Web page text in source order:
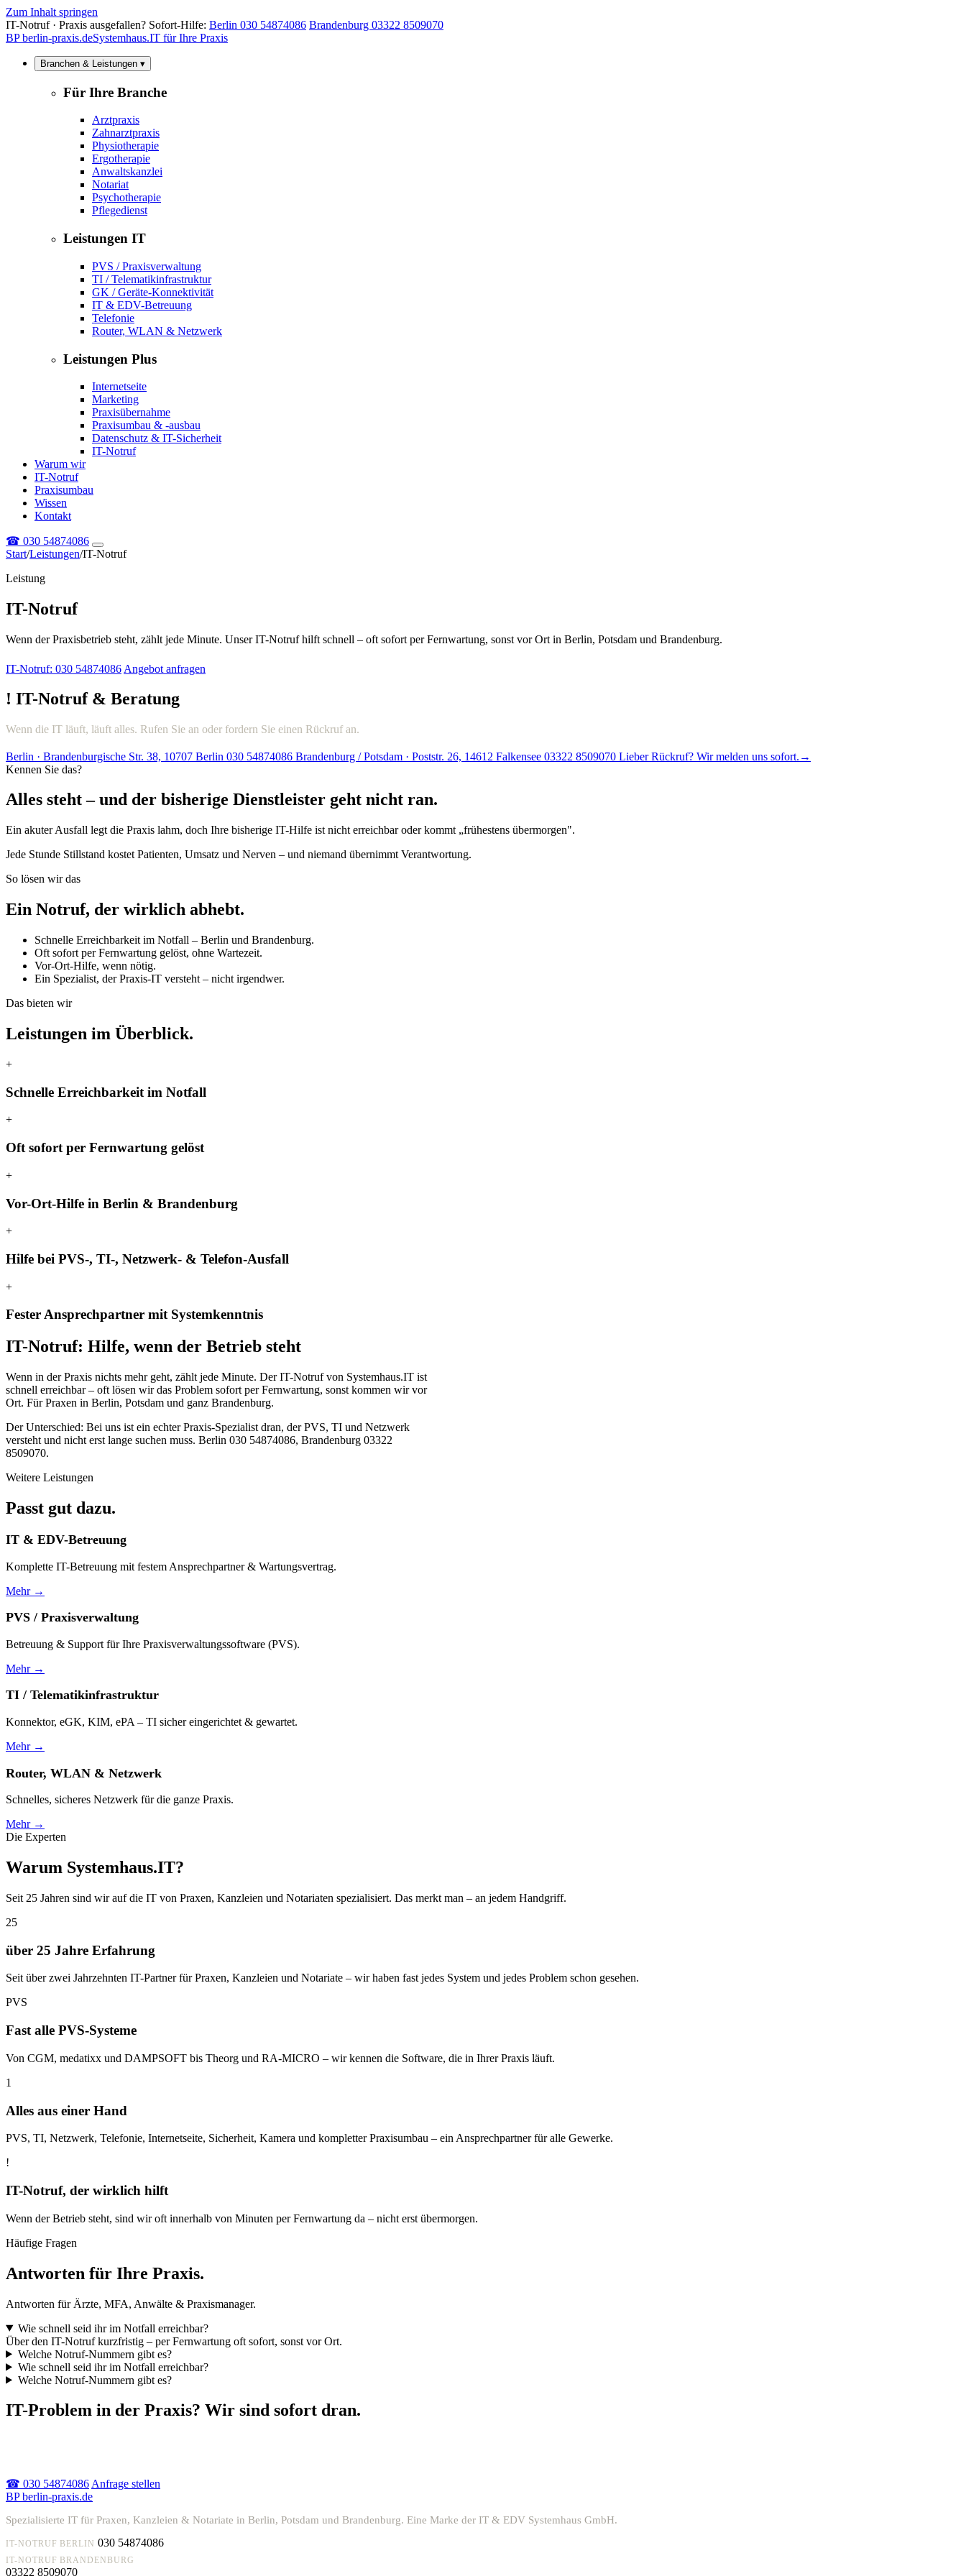
Zum Inhalt springen
IT-Notruf · Praxis ausgefallen? Sofort-Hilfe: Berlin 030 54874086 Brandenburg 03322 8509070
BP berlin-praxis.deSystemhaus.IT für Ihre Praxis
Branchen & Leistungen ▾
Für Ihre Branche
Arztpraxis
Zahnarztpraxis
Physiotherapie
Ergotherapie
Anwaltskanzlei
Notariat
Psychotherapie
Pflegedienst
Leistungen IT
PVS / Praxisverwaltung
TI / Telematikinfrastruktur
GK / Geräte-Konnektivität
IT & EDV-Betreuung
Telefonie
Router, WLAN & Netzwerk
Leistungen Plus
Internetseite
Marketing
Praxisübernahme
Praxisumbau & -ausbau
Datenschutz & IT-Sicherheit
IT-Notruf
Warum wir
IT-Notruf
Praxisumbau
Wissen
Kontakt
☎ 030 54874086
Start/Leistungen/IT-Notruf
Leistung
IT-Notruf
Wenn der Praxisbetrieb steht, zählt jede Minute. Unser IT-Notruf hilft schnell – oft sofort per Fernwartung, sonst vor Ort in Berlin, Potsdam und Brandenburg.
IT-Notruf: 030 54874086 Angebot anfragen
! IT-Notruf & Beratung
Wenn die IT läuft, läuft alles. Rufen Sie an oder fordern Sie einen Rückruf an.
Berlin · Brandenburgische Str. 38, 10707 Berlin 030 54874086 Brandenburg / Potsdam · Poststr. 26, 14612 Falkensee 03322 8509070 Lieber Rückruf? Wir melden uns sofort. →
Kennen Sie das?
Alles steht – und der bisherige Dienstleister geht nicht ran.
Ein akuter Ausfall legt die Praxis lahm, doch Ihre bisherige IT-Hilfe ist nicht erreichbar oder kommt „frühestens übermorgen".
Jede Stunde Stillstand kostet Patienten, Umsatz und Nerven – und niemand übernimmt Verantwortung.
So lösen wir das
Ein Notruf, der wirklich abhebt.
Schnelle Erreichbarkeit im Notfall – Berlin und Brandenburg.
Oft sofort per Fernwartung gelöst, ohne Wartezeit.
Vor-Ort-Hilfe, wenn nötig.
Ein Spezialist, der Praxis-IT versteht – nicht irgendwer.
Das bieten wir
Leistungen im Überblick.
+
Schnelle Erreichbarkeit im Notfall
+
Oft sofort per Fernwartung gelöst
+
Vor-Ort-Hilfe in Berlin & Brandenburg
+
Hilfe bei PVS-, TI-, Netzwerk- & Telefon-Ausfall
+
Fester Ansprechpartner mit Systemkenntnis
IT-Notruf: Hilfe, wenn der Betrieb steht
Wenn in der Praxis nichts mehr geht, zählt jede Minute. Der IT-Notruf von Systemhaus.IT ist
schnell erreichbar – oft lösen wir das Problem sofort per Fernwartung, sonst kommen wir vor
Ort. Für Praxen in Berlin, Potsdam und ganz Brandenburg.
Der Unterschied: Bei uns ist ein echter Praxis-Spezialist dran, der PVS, TI und Netzwerk
versteht und nicht erst lange suchen muss. Berlin 030 54874086, Brandenburg 03322
8509070.
Weitere Leistungen
Passt gut dazu.
IT & EDV-Betreuung
Komplette IT-Betreuung mit festem Ansprechpartner & Wartungsvertrag.
Mehr →
PVS / Praxisverwaltung
Betreuung & Support für Ihre Praxisverwaltungssoftware (PVS).
Mehr →
TI / Telematikinfrastruktur
Konnektor, eGK, KIM, ePA – TI sicher eingerichtet & gewartet.
Mehr →
Router, WLAN & Netzwerk
Schnelles, sicheres Netzwerk für die ganze Praxis.
Mehr →
Die Experten
Warum Systemhaus.IT?
Seit 25 Jahren sind wir auf die IT von Praxen, Kanzleien und Notariaten spezialisiert. Das merkt man – an jedem Handgriff.
25
über 25 Jahre Erfahrung
Seit über zwei Jahrzehnten IT-Partner für Praxen, Kanzleien und Notariate – wir haben fast jedes System und jedes Problem schon gesehen.
PVS
Fast alle PVS-Systeme
Von CGM, medatixx und DAMPSOFT bis Theorg und RA-MICRO – wir kennen die Software, die in Ihrer Praxis läuft.
1
Alles aus einer Hand
PVS, TI, Netzwerk, Telefonie, Internetseite, Sicherheit, Kamera und kompletter Praxisumbau – ein Ansprechpartner für alle Gewerke.
!
IT-Notruf, der wirklich hilft
Wenn der Betrieb steht, sind wir oft innerhalb von Minuten per Fernwartung da – nicht erst übermorgen.
Häufige Fragen
Antworten für Ihre Praxis.
Antworten für Ärzte, MFA, Anwälte & Praxismanager.
Wie schnell seid ihr im Notfall erreichbar?
Über den IT-Notruf kurzfristig – per Fernwartung oft sofort, sonst vor Ort.
Welche Notruf-Nummern gibt es?
Wie schnell seid ihr im Notfall erreichbar?
Welche Notruf-Nummern gibt es?
IT-Problem in der Praxis? Wir sind sofort dran.
☎ 030 54874086 Anfrage stellen
BP berlin-praxis.de
Spezialisierte IT für Praxen, Kanzleien & Notariate in Berlin, Potsdam und Brandenburg. Eine Marke der IT & EDV Systemhaus GmbH.
IT-NOTRUF BERLIN 030 54874086
IT-NOTRUF BRANDENBURG
03322 8509070